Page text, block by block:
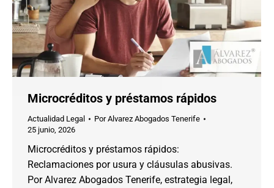
Microcréditos y préstamos rápidos
Actualidad Legal PorAlvarez Abogados Tenerife
25 junio, 2026
Microcréditos y préstamos rápidos:
Reclamaciones por usura y cláusulas abusivas.
Por Alvarez Abogados Tenerife, estrategia legal,